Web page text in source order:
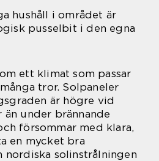
hushåll i området är
pusselbit i den egna
ett klimat som passar
tror. Solpaneler
är högre vid
under brännande
försommar med klara,
en mycket bra
nordiska solinstrålningen